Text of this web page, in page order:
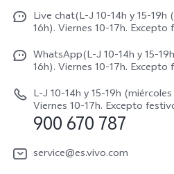
V70 5G
V70 FE
V70 Lite 5G
Y31 5G
Autenticación de IMEI
Gestión de reparaciones
Manual de usuario
Actualización de sistema
Actualizar registro
Instrucciones de Garantía
Netiqueta vivo
Avisos legales
Acerca de nosotros
Sostenibilidad
Centro de privacidad de vivo
Live chat(L-J 10-14h y 15-19h
16h). Viernes 10-17h. Excepto
WhatsApp(L-J 10-14h y 15-
16h). Viernes 10-17h. Excepto
L-J 10-14h y 15-19h
Viernes 10-17h. Excepto
900 670 787
service@es.vivo.com